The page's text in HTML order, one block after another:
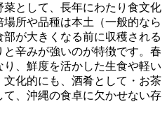
として、長年にわたり食文化
所や品種は本土（一般的なら
が大きくなる前に収穫される
辛みが強いのが特徴です。春
、鮮度を活かした生食や軽い
化的にも、酒肴として・お茶
、沖縄の食卓に欠かせない存